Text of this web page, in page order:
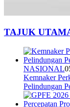
TAJUK
NASIONAL
Kemnaker
Pelindungan